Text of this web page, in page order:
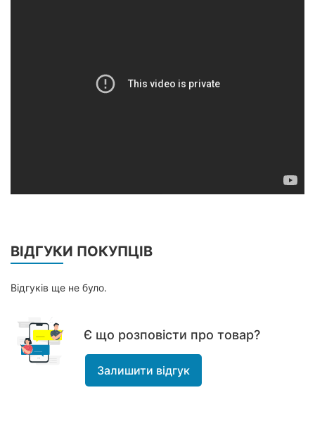
ВІДГУКИ ПОКУПЦІВ
Відгуків ще не було.
Є що розповісти про товар?
Залишити відгук